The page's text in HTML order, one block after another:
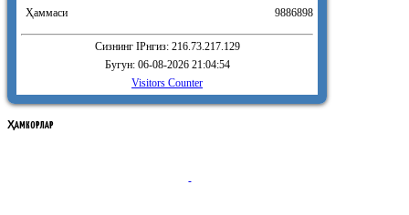
Ҳаммаси
9886898
Сизнинг IPнгиз: 216.73.217.129
Бугун: 06-08-2026 21:04:54
Visitors Counter
ҲАМКОРЛАР